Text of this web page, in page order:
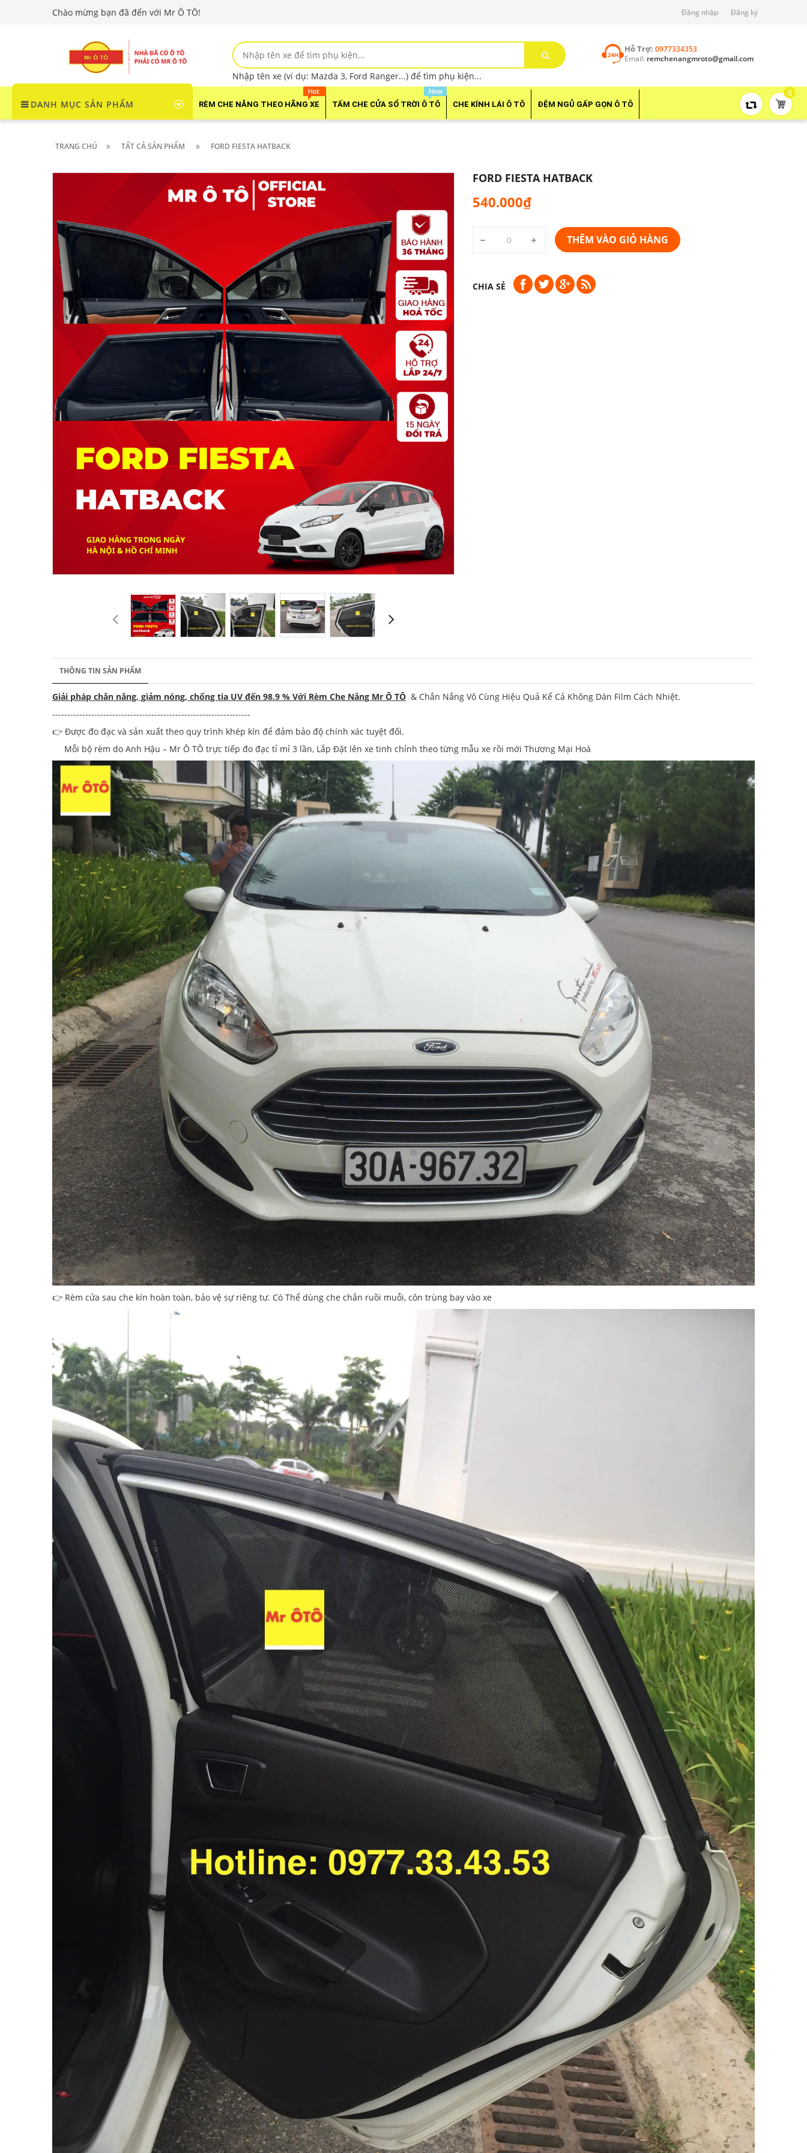
Chào mừng bạn đã đến với Mr Ô TÔ! Đăng nhập Đăng ký
Nhập tên xe (ví dụ: Mazda 3, Ford Ranger...) để tìm phụ kiện...
Hỗ Trợ:0977334353
Email: remchenangmroto@gmail.com
DANH MỤC SẢN PHẨM RÈM CHE NẮNG THEO HÃNG XE TẤM CHE CỬA SỔ TRỜI Ô TÔ CHE KÍNH LÁI Ô TÔ ĐỆM NGỦ GẤP GỌN Ô TÔ
0
TRANG CHỦ TẤT CẢ SẢN PHẨM FORD FIESTA HATBACK
FORD FIESTA HATBACK
540.000₫
THÊM VÀO GIỎ HÀNG
CHIA SẺ
THÔNG TIN SẢN PHẨM
Giải pháp chắn nắng, giảm nóng, chống tia UV đến 98.9 % Với Rèm Che Nắng Mr Ô TÔ & Chắn Nắng Vô Cùng Hiệu Quả Kể Cả Không Dán Film Cách Nhiệt.
------------------------------------------------------------------
👉 Được đo đạc và sản xuất theo quy trình khép kín để đảm bảo độ chính xác tuyệt đối.
Mỗi bộ rèm do Anh Hậu – Mr Ô TÔ trực tiếp đo đạc tỉ mỉ 3 lần, Lắp Đặt lên xe tinh chỉnh theo từng mẫu xe rồi mới Thương Mại Hoá
👉 Rèm cửa sau che kín hoàn toàn, bảo vệ sự riêng tư. Có Thể dùng che chắn ruồi muỗi, côn trùng bay vào xe